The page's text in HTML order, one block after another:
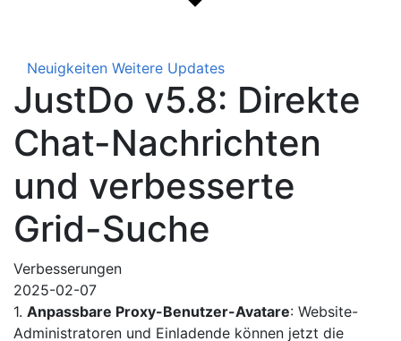
Neuigkeiten Weitere Updates
JustDo v5.8: Direkte
Chat-Nachrichten
und verbesserte
Grid-Suche
Verbesserungen
2025-02-07
1. Anpassbare Proxy-Benutzer-Avatare: Website-
Administratoren und Einladende können jetzt die